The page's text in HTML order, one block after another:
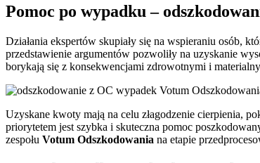
Pomoc po wypadku –
Działania ekspertów skupiały się na wspieraniu osób,
przedstawienie argumentów pozwoliły na uzyskanie
borykają się z konsekwencjami zdrowotnymi i
Uzyskane kwoty mają na celu złagodzenie cierpienia,
priorytetem jest szybka i skuteczna pomoc
zespołu Votum Odszkodowania na etapie